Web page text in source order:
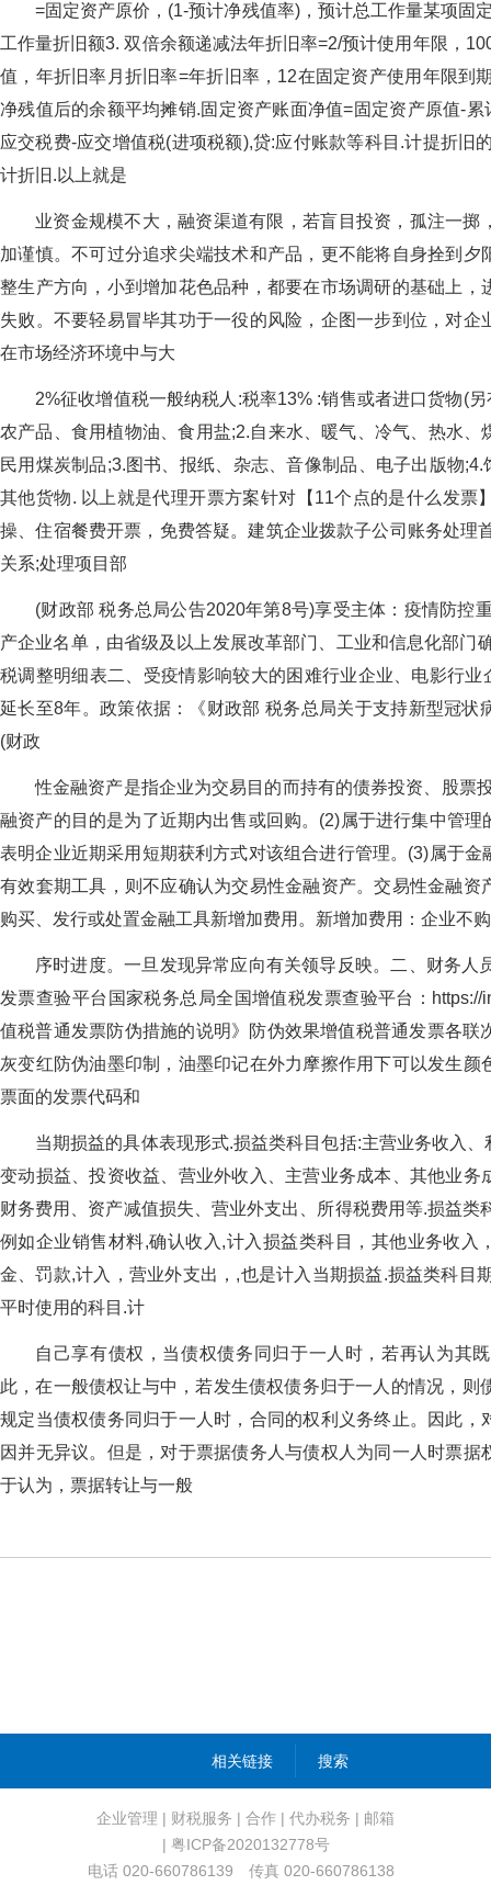
=固定资产原价，(1-预计净残值率)，预计总工作量某项固
工作量折旧额3. 双倍余额递减法年折旧率=2/预计使用年限，
值，年折旧率月折旧率=年折旧率，12在固定资产使用年限到
净残值后的余额平均摊销.固定资产账面净值=固定资产原值-
应交税费-应交增值税(进项税额),贷:应付账款等科目.计提折旧
计折旧.以上就是
业资金规模不大，融资渠道有限，若盲目投资，孤注一
加谨慎。不可过分追求尖端技术和产品，更不能将自身拴到
整生产方向，小到增加花色品种，都要在市场调研的基础上
失败。不要轻易冒毕其功于一役的风险，企图一步到位，对
在市场经济环境中与大
2%征收增值税一般纳税人:税率13% :销售或者进口货物(
农产品、食用植物油、食用盐;2.自来水、暖气、冷气、热水
民用煤炭制品;3.图书、报纸、杂志、音像制品、电子出版物
其他货物. 以上就是代理开票方案针对【11个点的是什么发票
操、住宿餐费开票，免费答疑。建筑企业拨款子公司账务处理
关系;处理项目部
(财政部 税务总局公告2020年第8号)享受主体：疫情防控
产企业名单，由省级及以上发展改革部门、工业和信息化部门
税调整明细表二、受疫情影响较大的困难行业企业、电影行
延长至8年。政策依据：《财政部 税务总局关于支持新型冠
(财政
性金融资产是指企业为交易目的而持有的债券投资、股票
融资产的目的是为了近期内出售或回购。(2)属于进行集中管
表明企业近期采用短期获利方式对该组合进行管理。(3)属于
有效套期工具，则不应确认为交易性金融资产。交易性金融
购买、发行或处置金融工具新增加费用。新增加费用：企业不
序时进度。一旦发现异常应向有关领导反映。二、财务
发票查验平台国家税务总局全国增值税发票查验平台：
值税普通发票防伪措施的说明》防伪效果增值税普通发票各
灰变红防伪油墨印制，油墨印记在外力摩擦作用下可以发生
票面的发票代码和
当期损益的具体表现形式.损益类科目包括:主营业务收入
变动损益、投资收益、营业外收入、主营业务成本、其他业
财务费用、资产减值损失、营业外支出、所得税费用等.损益
例如企业销售材料,确认收入,计入损益类科目，其他业务收
金、罚款,计入，营业外支出，,也是计入当期损益.损益类科目
平时使用的科目.计
自己享有债权，当债权债务同归于一人时，若再认为其
此，在一般债权让与中，若发生债权债务归于一人的情况，
规定当债权债务同归于一人时，合同的权利义务终止。因此
因并无异议。但是，对于票据债务人与债权人为同一人时票
于认为，票据转让与一般
相关链接 搜索
企业管理 | 财税服务 | 合作 | 代办税务 | 邮箱
| 粤ICP备2020132778号
电话 020-660786139 传真 020-660786138